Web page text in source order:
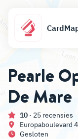
Pearle
De Mare
10 · 25 recensies
Europaboulevard
Gesloten